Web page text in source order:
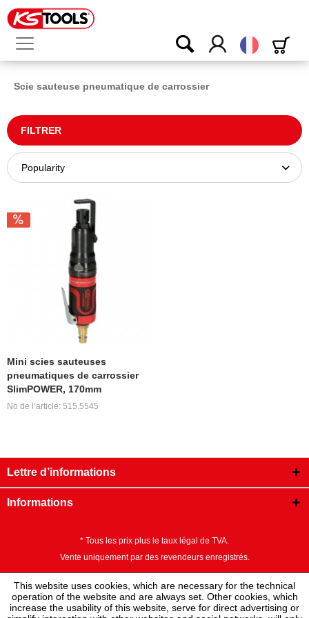
Français
Scie sauteuse pneumatique de carrossier
FILTRER
Mini scies sauteuses
pneumatiques de carrossier
SlimPOWER, 170mm
No de l’article: 515.5545
Lettre d’informations
Informations
* Tous les prix plus le taux légal de TVA.
Vente uniquement par des revendeurs enregistrés.
This website uses cookies, which are necessary for the technical
operation of the website and are always set. Other cookies, which
increase the usability of this website, serve for direct advertising or